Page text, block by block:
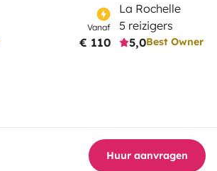
Vanaf
€ 110
La Rochelle
5 reizigers
5,0Best Owner
Huur aanvragen